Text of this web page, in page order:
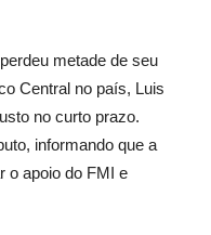
metade de seu
Central no país, Luis
no curto prazo.
informando que a
o apoio do FMI e